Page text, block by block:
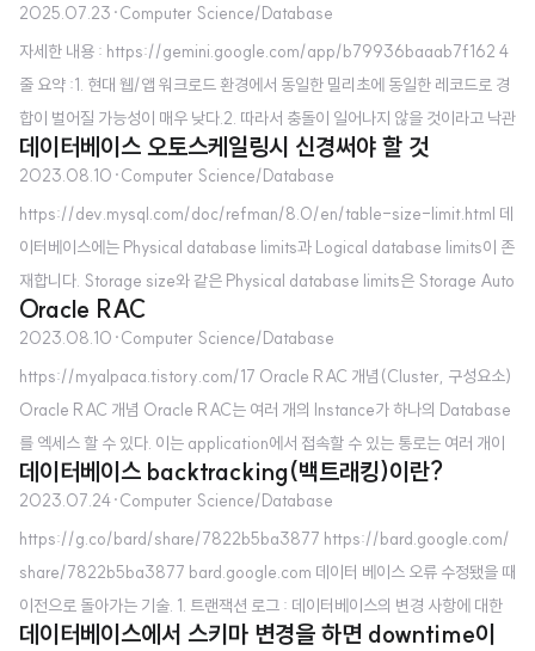
2025.07.23 ·Computer Science/Database
자세한 내용 : https://gemini.google.com/app/b79936baaab7f162 4
줄 요약 :1. 현대 웹/앱 워크로드 환경에서 동일한 밀리초에 동일한 레코드로 경
합이 벌어질 가능성이 매우 낮다.2. 따라서 충돌이 일어나지 않을 것이라고 낙관
적으로 가정하고, 데이터베이스의 퍼포먼스를 챙긴다.3. 반짝 세일처럼, 동일한
밀리초에 동일한 레코드로 충돌이 벌어질 것 같으면 큐로 처리한다.4. 단, 트레
이드 오프로 애플리케이션 단에서 견고한 충돌 감지 및 리트라이 로직이 필요하
다. 낙관적 원칙: 조화를 가정하고 마지막에 검증하라낙관적 동시성 제어(OC
C)는 충돌이 드물 것이라는 "낙관적인" 가정에 기반합니다. 이 방식은 잠금의
선행 비용을 피함으로써 처리량을 극대화하는 데 우선순위를 둡니다...
데이터베이스 오토스케일링시 신경써야 할 것
2023.08.10 ·Computer Science/Database
https://dev.mysql.com/doc/refman/8.0/en/table-size-limit.html 데
이터베이스에는 Physical database limits과 Logical database limits이 존
재합니다. Storage size와 같은 Physical database limits은 Storage Auto
Scaling으로 대응할 수 있지만, 데이터베이스 내부에서 일어나는 Logical dat
abase limits (ex. 맥시멈 테이블 스페이스 리밋, 운영체제의 파일 사이즈 리밋
등)은 직접 대응을 해주셔야 합니다.
Oracle RAC
2023.08.10 ·Computer Science/Database
https://myalpaca.tistory.com/17 Oracle RAC 개념(Cluster, 구성요소)
Oracle RAC 개념 Oracle RAC는 여러 개의 Instance가 하나의 Database
를 엑세스 할 수 있다. 이는 application에서 접속할 수 있는 통로는 여러 개이
며 Database는 하나인 형태이다. Oracle RAC = N개의 Instance + 1개의
D myalpaca.tistory.com from database mock meeting
데이터베이스 backtracking(백트래킹)이란?
2023.07.24·Computer Science/Database
https://g.co/bard/share/7822b5ba3877 https://bard.google.com/
share/7822b5ba3877 bard.google.com 데이터 베이스 오류 수정됐을 때
이전으로 돌아가는 기술. 1. 트랜잭션 로그 : 데이터베이스의 변경 사항에 대한
히스토리 2. 데이터 베이스 스냅샷을 중간 중간에 찍어둠 Database Backtra
데이터베이스에서 스키마 변경을 하면 downtime이